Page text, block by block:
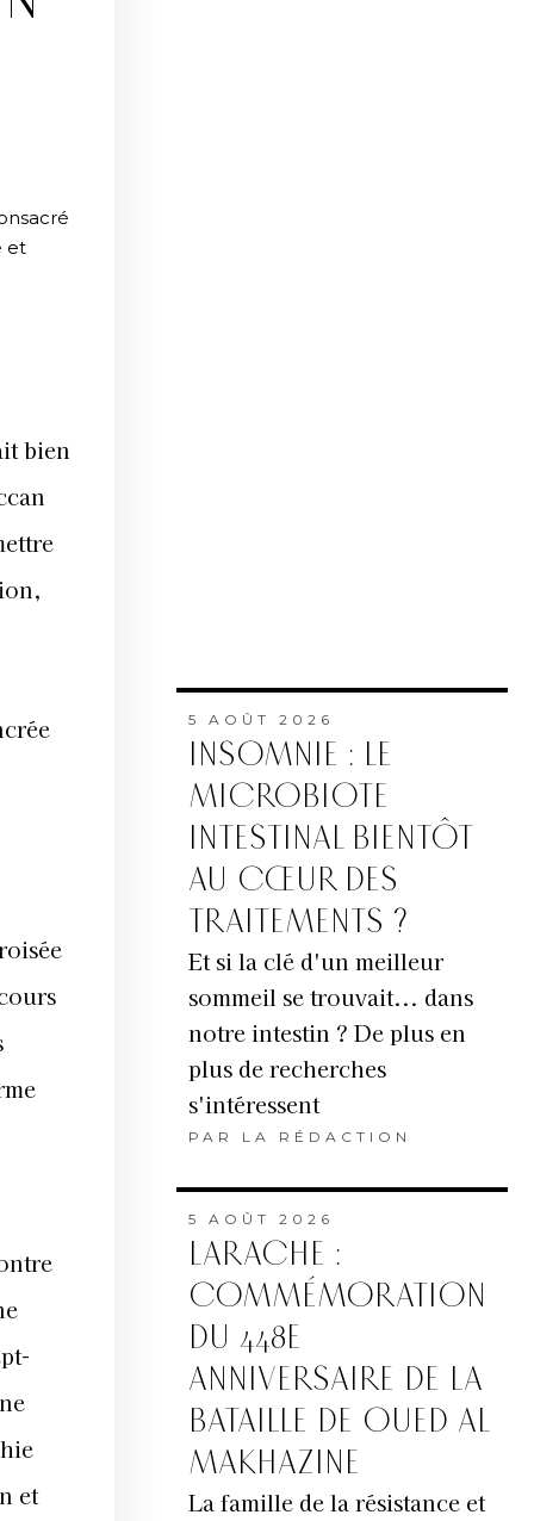
et
bien
et
5 AOÛT 2026
INSOMNIE : LE
MICROBIOTE
INTESTINAL BIENTÔT
AU CŒUR DES
TRAITEMENTS ?
Et si la clé d'un meilleur
sommeil se trouvait... dans
notre intestin ? De plus en
plus de recherches
s'intéressent
PAR LA RÉDACTION
5 AOÛT 2026
LARACHE :
COMMÉMORATION
DU 448E
ANNIVERSAIRE DE LA
BATAILLE DE OUED AL
MAKHAZINE
La famille de la résistance et